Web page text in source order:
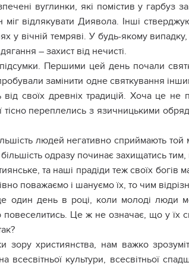
вуглинки, які помістив у гарбуз
міг відлякувати Диявола. Інші
у вічній темряві. У будь-якому
– захист від нечисті.
Першими цей день почали
замінити одне святкування
від своїх древніх традицій. Хоча це
тісно переплелись з язичницькими
людей негативно сприймають
одразу починає захищатись
та наші прадіди теж своїх
поважаємо і шануємо їх, то чим
один день в році, коли молоді люди
повеселитись. Це ж не означає, що у їх
зору християнства, нам важко
всесвітньої культури, всесвітньої